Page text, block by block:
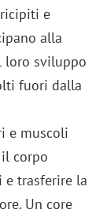
e
alla
loro sviluppo
fuori dalla
e muscoli
corpo
trasferire la
Un core